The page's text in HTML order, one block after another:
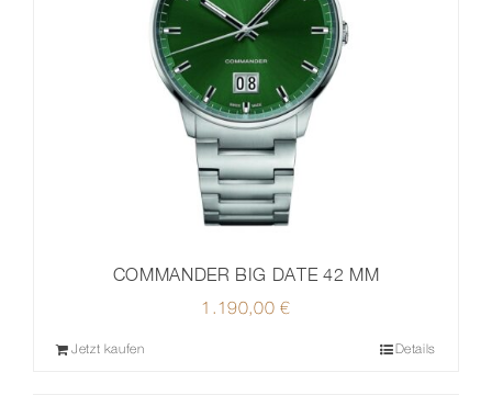
COMMANDER BIG DATE 42 MM
1.190,00€
Jetzt kaufen Details